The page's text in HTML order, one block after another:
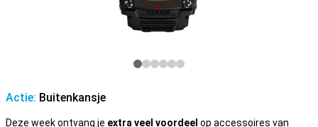
Actie: Buitenkansje
Deze week ontvang je extra veel voordeel op accessoires van